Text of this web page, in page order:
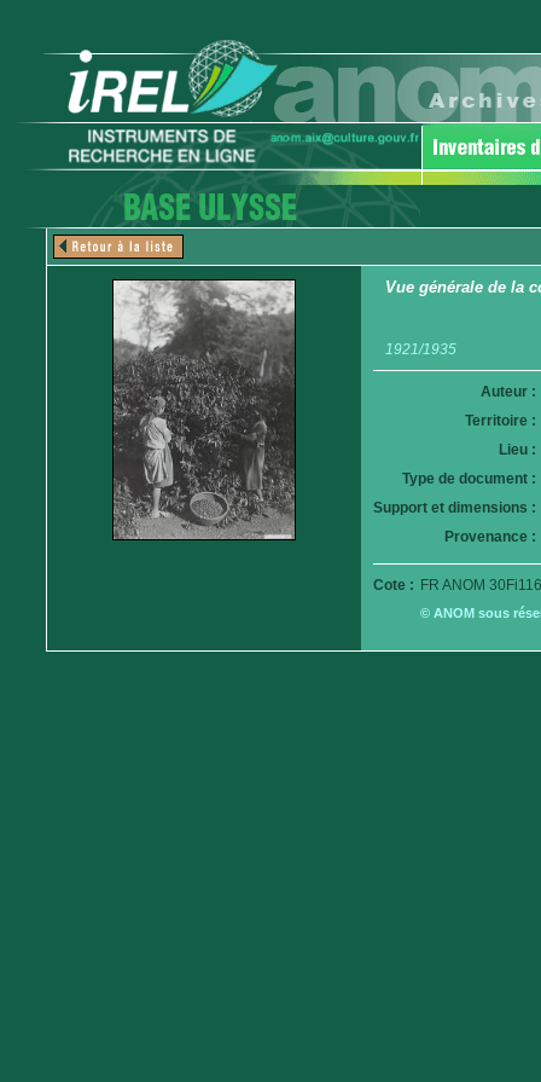
Vue générale de la
1921/1935
Auteur :
Territoire :
Lieu :
Type de document :
Support et dimensions :
Provenance :
Cote : FR ANOM
© ANOM sous